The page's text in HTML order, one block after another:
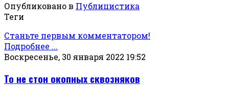
Опубликовано в Публицистика
Теги
Станьте первым комментатором!
Подробнее ...
Воскресенье, 30 января 2022 19:52
То не стон окопных сквозняков